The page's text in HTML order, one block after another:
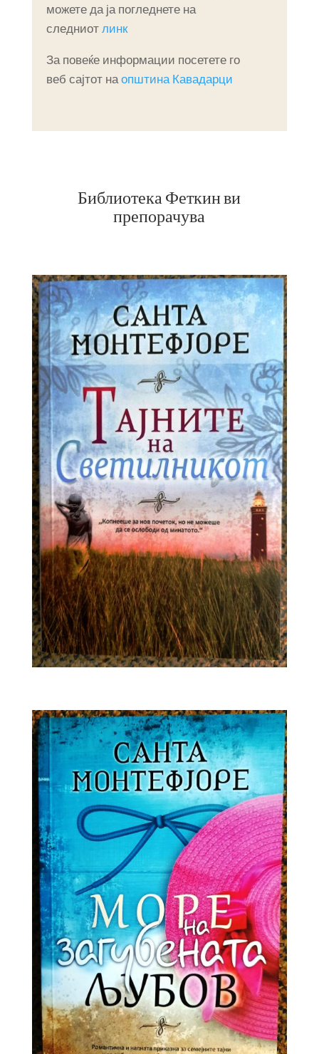
можете да ја погледнете на
следниотлинк
За повеќе информации посетете го
веб сајтот наопштина Кавадарци
Библиотека Феткин ви
препорачува